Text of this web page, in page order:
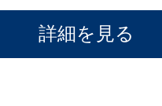
詳細を見る